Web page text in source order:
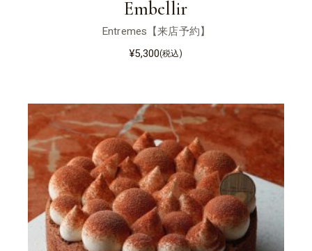
Embellir
Entremes【来店予約】
¥5,300(税込)